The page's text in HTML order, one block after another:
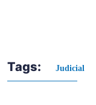
Tags: Judicial